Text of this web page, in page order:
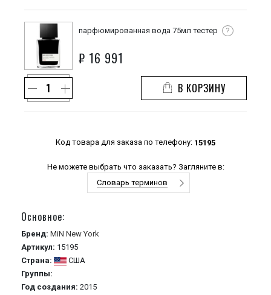
парфюмированная вода 75мл тестер ?
₽ 16 991
В КОРЗИНУ
Код товара для заказа по телефону: 15195
Не можете выбрать что заказать? Загляните в:
Словарь терминов
Основное:
Бренд: MiN New York
Артикул: 15195
Страна:
США
Группы:
Год создания: 2015